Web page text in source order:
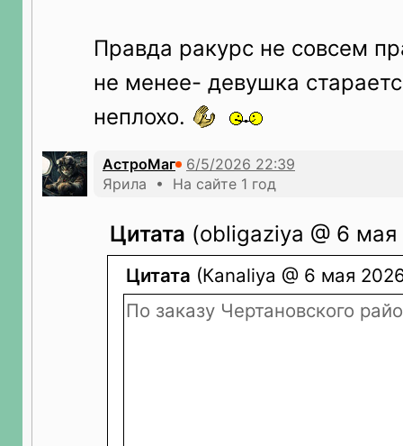
Правда ракурс не совсем
не менее- девушка
неплохо.
АстроМаг
Ярила • На сайте 1 год
Цитата (obligaziya @ 6
Цитата (Кanaliya @ 6 мая
По заказу Чертановского